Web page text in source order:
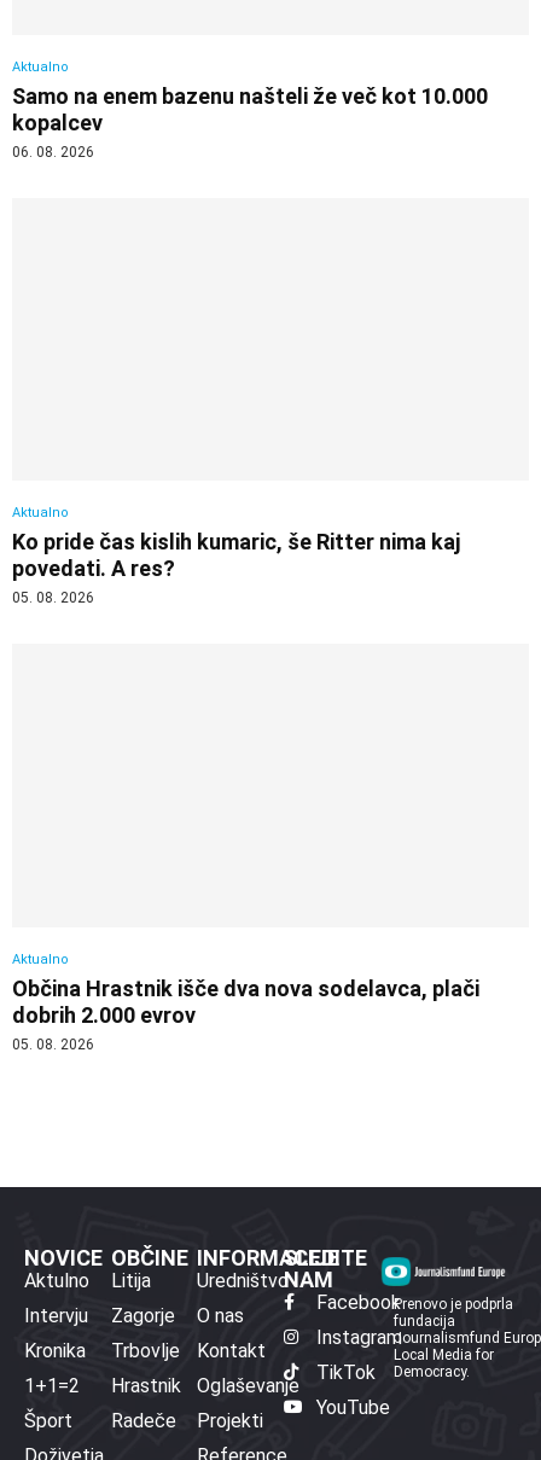
Aktualno
Samo na enem bazenu našteli že več kot 10.000
kopalcev
06. 08. 2026
Aktualno
Ko pride čas kislih kumaric, še Ritter nima kaj
povedati. A res?
05. 08. 2026
Aktualno
Občina Hrastnik išče dva nova sodelavca, plači
dobrih 2.000 evrov
05. 08. 2026
NOVICE
Aktulno
Intervju
Kronika
1+1=2
Šport
Doživetja
OBČINE
Litija
Zagorje
Trbovlje
Hrastnik
Radeče
INFORMACIJE
Uredništvo
O nas
Kontakt
Oglaševanje
Projekti
Reference
SLEDITE
NAM
Facebook
Instagram
TikTok
YouTube
Prenovo je podprla
fundacija
Journalismfund
Local Media for
Democracy.